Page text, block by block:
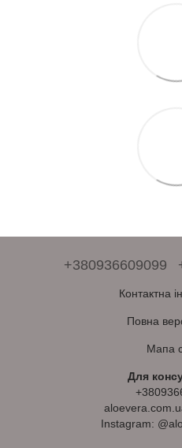
+380936609099
Контактна
Повна
Мапа
Для
Instagram: